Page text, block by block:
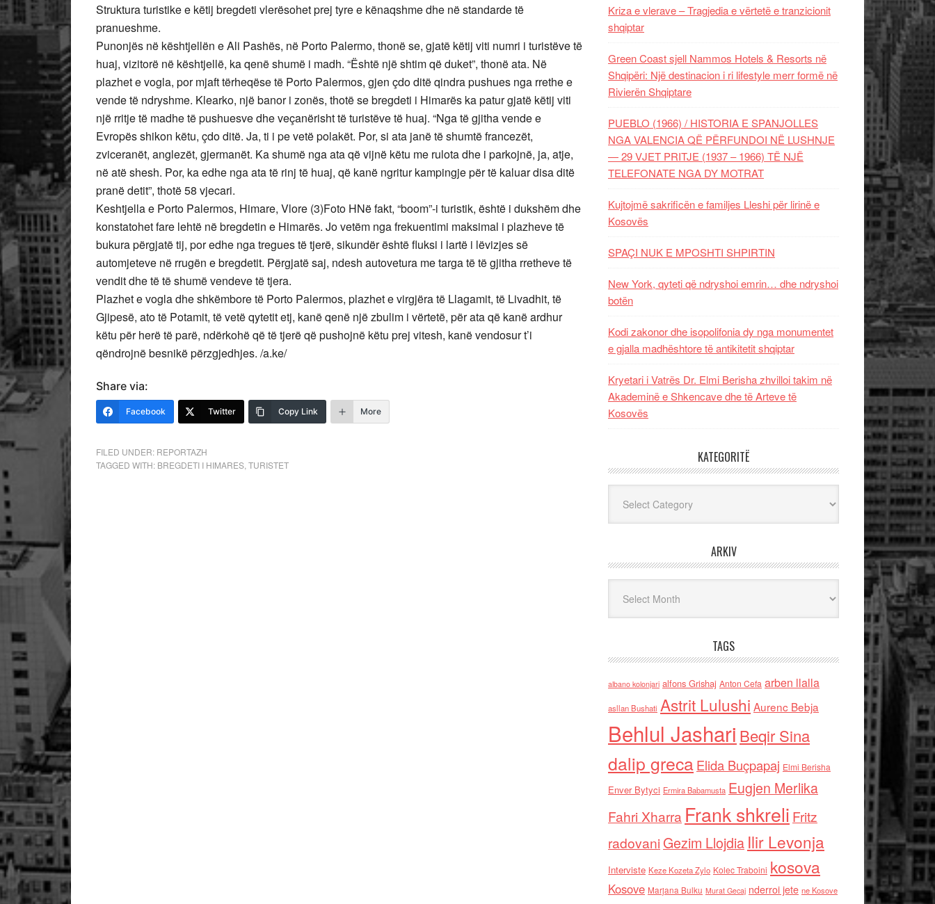
Struktura turistike e këtij bregdeti vlerësohet prej tyre e kënaqshme dhe në standarde të
pranueshme.
Punonjës në kështjellën e Ali Pashës, në Porto Palermo, thonë se, gjatë këtij viti numri i turistëve të
huaj, vizitorë në kështjellë, ka qenë shumë i madh. “Është një shtim që duket”, thonë ata. Në
plazhet e vogla, por mjaft tërheqëse të Porto Palermos, gjen çdo ditë qindra pushues nga rrethe e
vende të ndryshme. Klearko, një banor i zonës, thotë se bregdeti i Himarës ka patur gjatë këtij viti
një rritje të madhe të pushuesve dhe veçanërisht të turistëve të huaj. “Nga të gjitha vende e
Evropës shikon këtu, çdo ditë. Ja, ti i pe vetë polakët. Por, si ata janë të shumtë francezët,
zviceranët, anglezët, gjermanët. Ka shumë nga ata që vijnë këtu me rulota dhe i parkojnë, ja, atje,
në atë shesh. Por, ka edhe nga ata të rinj të huaj, që kanë ngritur kampingje për të kaluar disa ditë
pranë detit”, thotë 58 vjecari.
Keshtjella e Porto Palermos, Himare, Vlore (3)Foto HNë fakt, “boom”-i turistik, është i dukshëm dhe
konstatohet fare lehtë në bregdetin e Himarës. Jo vetëm nga frekuentimi maksimal i plazheve të
bukura përgjatë tij, por edhe nga tregues të tjerë, sikundër është fluksi i lartë i lëvizjes së
automjeteve në rrugën e bregdetit. Përgjatë saj, ndesh autovetura me targa të të gjitha rretheve të
vendit dhe të të shumë vendeve të tjera.
Plazhet e vogla dhe shkëmbore të Porto Palermos, plazhet e virgjëra të Llagamit, të Livadhit, të
Gjipesë, ato të Potamit, të vetë qytetit etj, kanë qenë një zbulim i vërtetë, për ata që kanë ardhur
këtu për herë të parë, ndërkohë që të tjerë që pushojnë këtu prej vitesh, kanë vendosur t’i
qëndrojnë besnikë përzgjedhjes. /a.ke/
Share via:
Facebook Twitter Copy Link More
FILED UNDER: REPORTAZH
TAGGED WITH: BREGDETI I HIMARES TURISTET
Kriza e vlerave – Tragjedia e vërtetë e tranzicionit
shqiptar
Green Coast sjell Nammos Hotels & Resorts në
Shqipëri: Një destinacion i ri lifestyle merr formë në
Rivierën Shqiptare
PUEBLO (1966) / HISTORIA E SPANJOLLES
NGA VALENCIA QË PËRFUNDOI NË LUSHNJE
— 29 VJET PRITJE (1937 – 1966) TË NJË
TELEFONATE NGA DY MOTRAT
Kujtojmë sakrificën e familjes Lleshi për lirinë e
Kosovës
SPAÇI NUK E MPOSHTI SHPIRTIN
New York, qyteti që ndryshoi emrin… dhe ndryshoi
botën
Kodi zakonor dhe isopolifonia dy nga monumentet
e gjalla madhështore të antikitetit shqiptar
Kryetari i Vatrës Dr. Elmi Berisha zhvilloi takim në
Akademinë e Shkencave dhe të Arteve të
Kosovës
KATEGORITË
ARKIV
TAGS
albano kolonjari alfons Grishaj Anton Cefa arben llalla
asllan Bushati Astrit Lulushi Aurenc Bebja
Behlul Jashari Beqir Sina
dalip grecaElida Buçpapaj Elmi Berisha
Enver Bytyci Ermira Babamusta Eugjen Merlika
Fahri Xharra Frank shkreli Fritz
radovaniGezim Llojdia Ilir Levonja
Interviste Keze Kozeta Zylo Kolec Traboini kosova
Kosove Marjana Bulku Murat Gecaj nderroi jete ne Kosove